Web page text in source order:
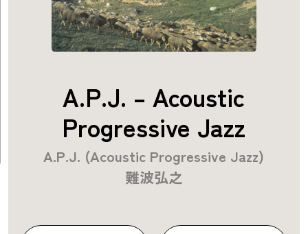
A.P.J. – Acoustic
Progressive Jazz
A.P.J. (Acoustic Progressive Jazz)
難波弘之